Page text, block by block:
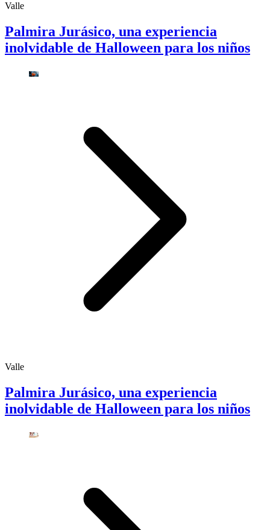
Valle
Palmira Jurásico, una experiencia
inolvidable de Halloween para los niños
Valle
Palmira Jurásico, una experiencia
inolvidable de Halloween para los niños